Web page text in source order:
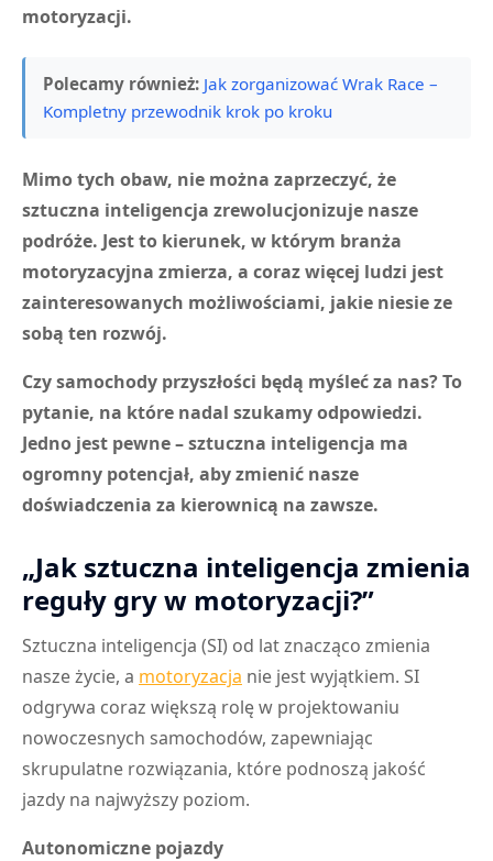
motoryzacji.
Polecamy również: Jak zorganizować Wrak Race –
Kompletny przewodnik krok po kroku
Mimo tych obaw, nie można zaprzeczyć, że
sztuczna inteligencja zrewolucjonizuje nasze
podróże. Jest to kierunek, w którym branża
motoryzacyjna zmierza, a coraz więcej ludzi jest
zainteresowanych możliwościami, jakie niesie ze
sobą ten rozwój.
Czy samochody przyszłości będą myśleć za nas? To
pytanie, na które nadal szukamy odpowiedzi.
Jedno jest pewne – sztuczna inteligencja ma
ogromny potencjał, aby zmienić nasze
doświadczenia za kierownicą na zawsze.
„Jak sztuczna inteligencja zmienia
reguły gry w motoryzacji?”
Sztuczna inteligencja (SI) od lat znacząco zmienia
nasze życie, a motoryzacja nie jest wyjątkiem. SI
odgrywa coraz większą rolę w projektowaniu
nowoczesnych samochodów, zapewniając
skrupulatne rozwiązania, które podnoszą jakość
jazdy na najwyższy poziom.
Autonomiczne pojazdy